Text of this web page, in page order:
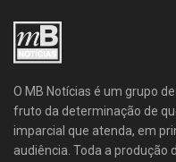
O MB Notícias é um grupo
fruto da determinação de
imparcial que atenda, em
audiência. Toda a produção